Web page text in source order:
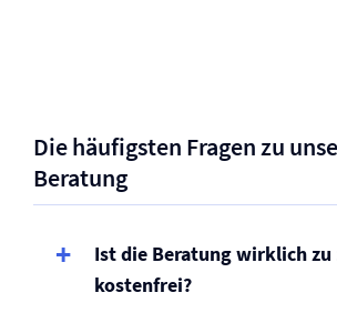
Die häufigsten Fragen zu
Beratung
Ist die Beratung wirklich zu
kostenfrei?